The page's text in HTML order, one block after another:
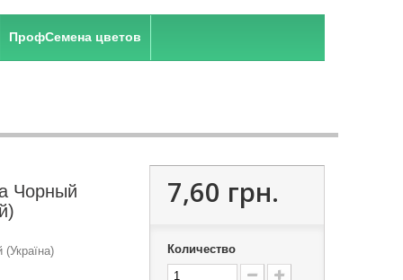
ПрофСемена цветов
Чорный
7,60 грн.
Количество